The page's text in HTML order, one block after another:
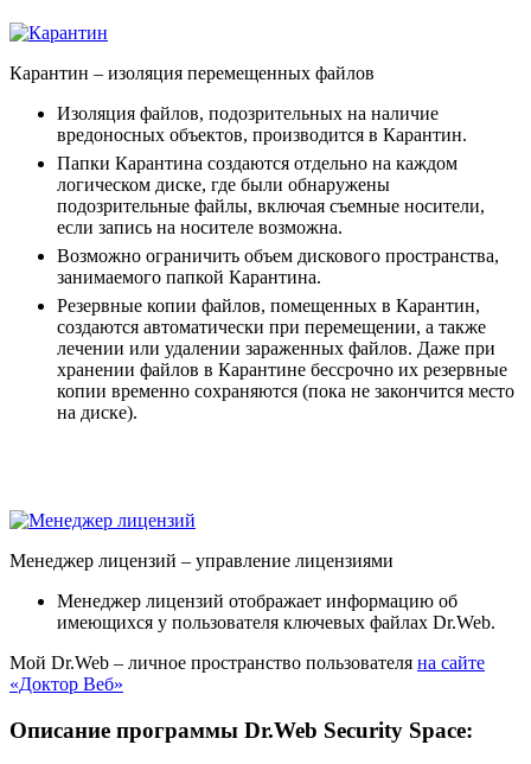
Карантин – изоляция перемещенных файлов
Изоляция файлов, подозрительных на наличие
вредоносных объектов, производится в Карантин.
Папки Карантина создаются отдельно на каждом
логическом диске, где были обнаружены
подозрительные файлы, включая съемные носители,
если запись на носителе возможна.
Возможно ограничить объем дискового пространства,
занимаемого папкой Карантина.
Резервные копии файлов, помещенных в Карантин,
создаются автоматически при перемещении, а также
лечении или удалении зараженных файлов. Даже при
хранении файлов в Карантине бессрочно их резервные
копии временно сохраняются (пока не закончится место
на диске).
Менеджер лицензий – управление лицензиями
Менеджер лицензий отображает информацию об
имеющихся у пользователя ключевых файлах Dr.Web.
Мой Dr.Web – личное пространство пользователя на сайте
«Доктор Веб»
Описание программы Dr.Web Security Space: